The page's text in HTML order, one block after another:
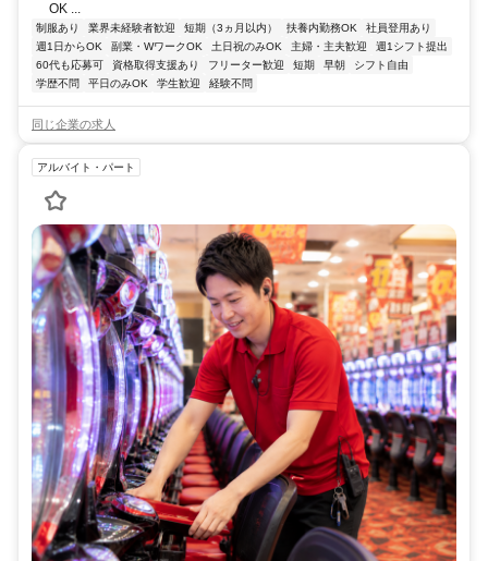
OK ...
制服あり 業界未経験者歓迎 短期（3ヵ月以内） 扶養内勤務OK
社員登用あり
週1日からOK
副業・WワークOK 土日祝のみOK 主婦・主夫歓迎
週1シフト提出
60代も応募可
資格取得支援あり フリーター歓迎 短期 早朝
シフト自由
学歴不問
平日のみOK 学生歓迎 経験不問
同じ企業の求人
アルバイト・パート